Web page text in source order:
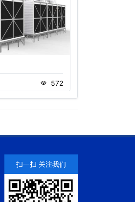
572
扫一扫 关注我们